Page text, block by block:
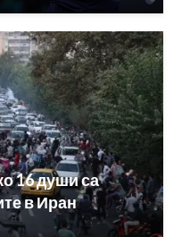
16 души са
в Иран